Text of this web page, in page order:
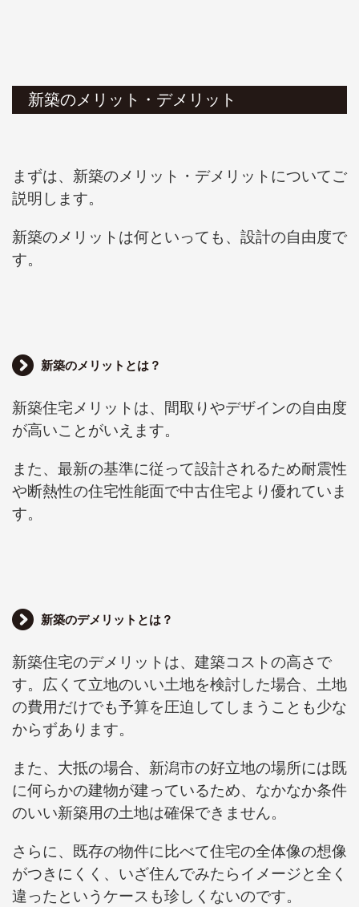
新築のメリット・デメリット
まずは、新築のメリット・デメリットについてご
説明します。
新築のメリットは何といっても、設計の自由度で
す。
新築のメリットとは？
新築住宅メリットは、間取りやデザインの自由度
が高いことがいえます。
また、最新の基準に従って設計されるため耐震性
や断熱性の住宅性能面で中古住宅より優れていま
す。
新築のデメリットとは？
新築住宅のデメリットは、建築コストの高さで
す。 広くて立地のいい土地を検討した場合、土地
の費用だけでも予算を圧迫してしまうことも少な
からずあります。
また、大抵の場合、新潟市の好立地の場所には既
に何らかの建物が建っているため、なかなか条件
のいい新築用の土地は確保できません。
さらに、既存の物件に比べて住宅の全体像の想像
がつきにくく、いざ住んでみたらイメージと全く
違ったというケースも珍しくないのです。